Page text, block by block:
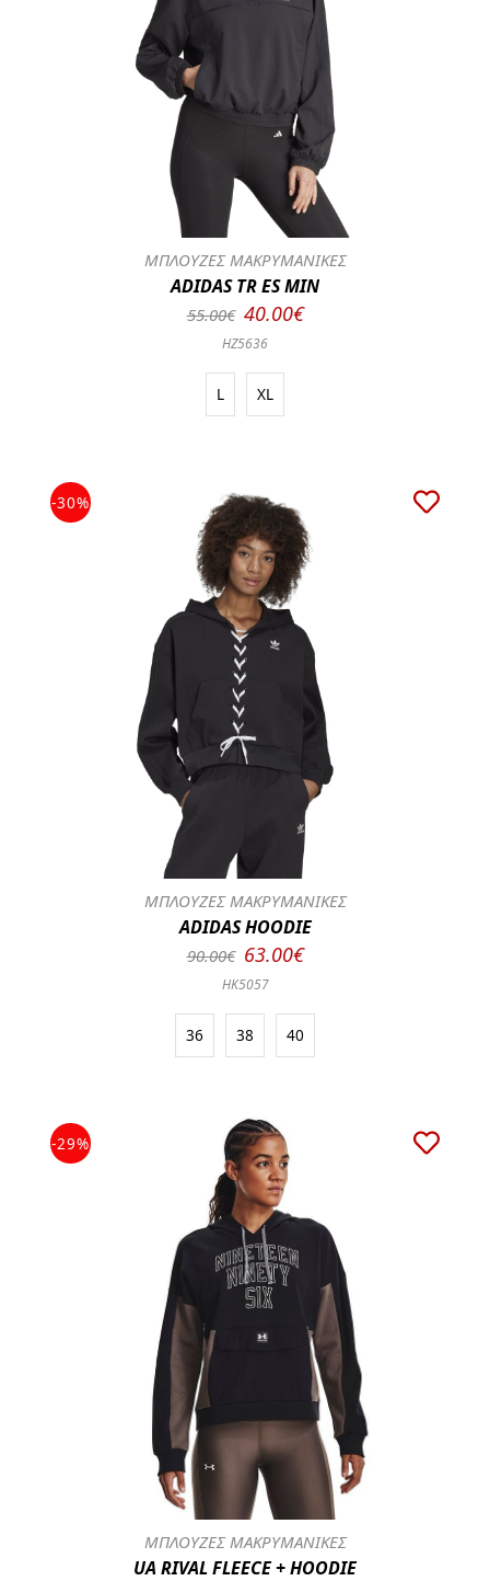
ΜΠΛΟΥΖΕΣ ΜΑΚΡΥΜΑΝΙΚΕΣ
ADIDAS TR ES MIN
55.00€ 40.00€
HZ5636
L XL
-30%
ΜΠΛΟΥΖΕΣ ΜΑΚΡΥΜΑΝΙΚΕΣ
ADIDAS HOODIE
90.00€ 63.00€
HK5057
36 38 40
-29%
ΜΠΛΟΥΖΕΣ ΜΑΚΡΥΜΑΝΙΚΕΣ
UA RIVAL FLEECE + HOODIE